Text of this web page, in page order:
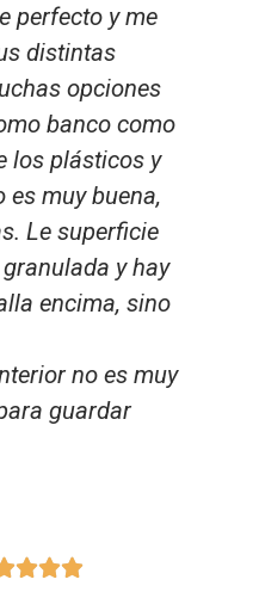
perfecto y me
distintas
opciones
banco como
los plásticos y
es muy buena,
Le superficie
y hay
encima, sino
no es muy
guardar
